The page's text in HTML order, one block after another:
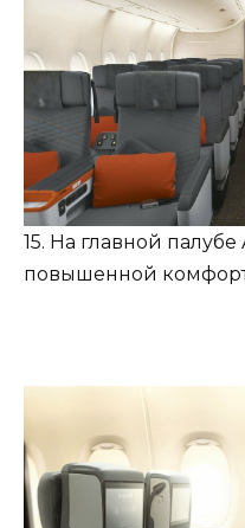
15. На главной
повышенной